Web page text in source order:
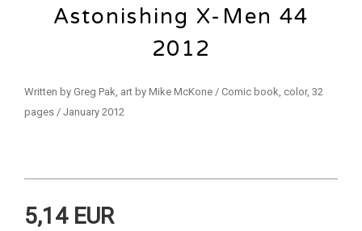
Astonishing X-Men 44
2012
Written by Greg Pak, art by Mike McKone / Comic book, color, 32
pages / January 2012
5,14 EUR